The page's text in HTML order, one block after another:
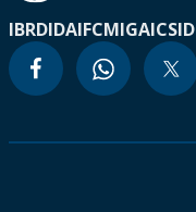
IBRDIDAIFCMIGAICSID